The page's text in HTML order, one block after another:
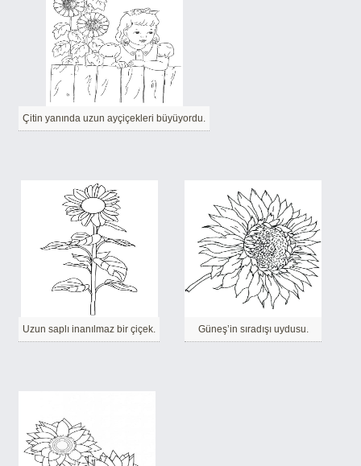
Çitin yanında uzun ayçiçekleri büyüyordu.
Uzun saplı inanılmaz bir çiçek. Güneş’in sıradışı uydusu.